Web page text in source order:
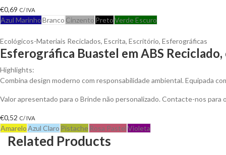
€0,69 C/ IVA
Azul MarinhoBranco Cinzento PretoVerde Escuro
Ecológicos-Materiais Reciclados, Escrita, Escritório, Esferográficas
Esferográfica Buastel em ABS
Highlights:
Combina design moderno com responsabilidade ambiental. Equipada
Valor apresentado para o Brinde não personalizado. Contacte-nos
€0,52 C/ IVA
AmareloAzul Claro Pistache Rosa PastelVioleta
Related Products